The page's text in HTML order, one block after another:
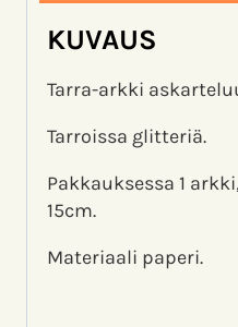
KUVAUS
Tarra-arkki
Tarroissa glitteriä.
Pakkauksessa 1
15cm.
Materiaali paperi.